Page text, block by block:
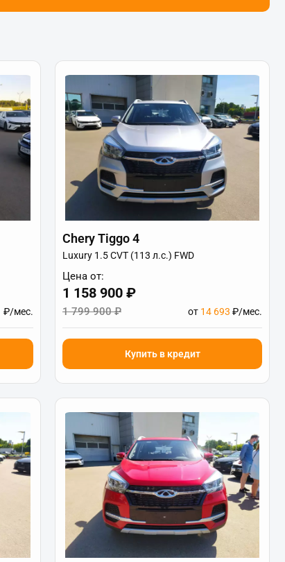
₽/мес.
Chery Tiggo 4
Luxury 1.5 CVT (113 л.с.) FWD
Цена от:
1 158 900 ₽
1 799 900 ₽ от 14 693 ₽/мес.
Купить в кредит